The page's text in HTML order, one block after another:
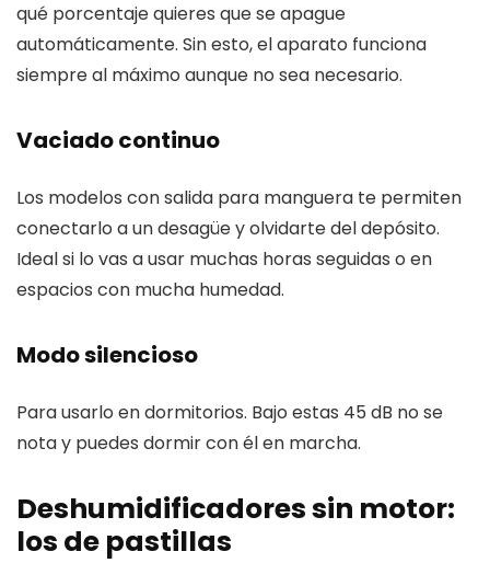
qué porcentaje quieres que se apague
automáticamente. Sin esto, el aparato funciona
siempre al máximo aunque no sea necesario.
Vaciado continuo
Los modelos con salida para manguera te permiten
conectarlo a un desagüe y olvidarte del depósito.
Ideal si lo vas a usar muchas horas seguidas o en
espacios con mucha humedad.
Modo silencioso
Para usarlo en dormitorios. Bajo estas 45 dB no se
nota y puedes dormir con él en marcha.
Deshumidificadores sin motor:
los de pastillas